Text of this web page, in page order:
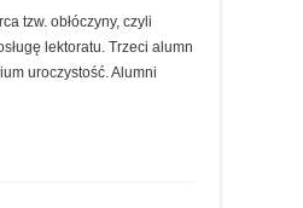
tzw. obłóczyny, czyli
lektoratu. Trzeci alumn
uroczystość. Alumni